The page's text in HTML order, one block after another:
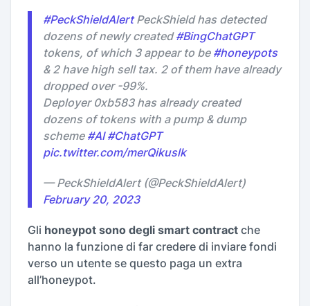
#PeckShieldAlertPeckShield has detected
dozens of newly created#BingChatGPT
tokens, of which 3 appear to be #honeypots
& 2 have high sell tax. 2 of them have already
dropped over -99%.
Deployer 0xb583 has already created
dozens of tokens with a pump & dump
scheme #AI #ChatGPT
pic.twitter.com/merQikuslk
— PeckShieldAlert (@PeckShieldAlert)
February 20, 2023
Gli honeypot sono degli smart contract che
hanno la funzione di far credere di inviare fondi
verso un utente se questo paga un extra
all’honeypot.